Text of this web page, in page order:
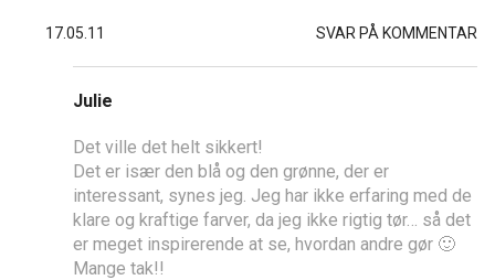
17.05.11 SVAR PÅ KOMMENTAR
Julie
Det ville det helt sikkert!
Det er især den blå og den grønne, der er
interessant, synes jeg. Jeg har ikke erfaring med de
klare og kraftige farver, da jeg ikke rigtig tør… så det
er meget inspirerende at se, hvordan andre gør 🙂
Mange tak!!